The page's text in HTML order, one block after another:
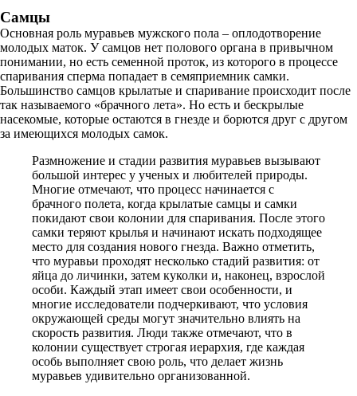
Самцы
Основная роль муравьев мужского пола – оплодотворение
молодых маток. У самцов нет полового органа в привычном
понимании, но есть семенной проток, из которого в процессе
спаривания сперма попадает в семяприемник самки.
Большинство самцов крылатые и спаривание происходит после
так называемого «брачного лета». Но есть и бескрылые
насекомые, которые остаются в гнезде и борются друг с другом
за имеющихся молодых самок.
Размножение и стадии развития муравьев вызывают
большой интерес у ученых и любителей природы.
Многие отмечают, что процесс начинается с
брачного полета, когда крылатые самцы и самки
покидают свои колонии для спаривания. После этого
самки теряют крылья и начинают искать подходящее
место для создания нового гнезда. Важно отметить,
что муравьи проходят несколько стадий развития: от
яйца до личинки, затем куколки и, наконец, взрослой
особи. Каждый этап имеет свои особенности, и
многие исследователи подчеркивают, что условия
окружающей среды могут значительно влиять на
скорость развития. Люди также отмечают, что в
колонии существует строгая иерархия, где каждая
особь выполняет свою роль, что делает жизнь
муравьев удивительно организованной.